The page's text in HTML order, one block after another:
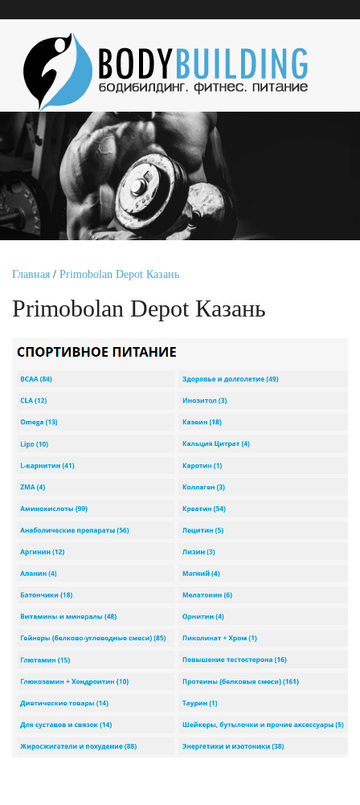
Главная / Primobolan Depot Казань
Primobolan Depot Казань